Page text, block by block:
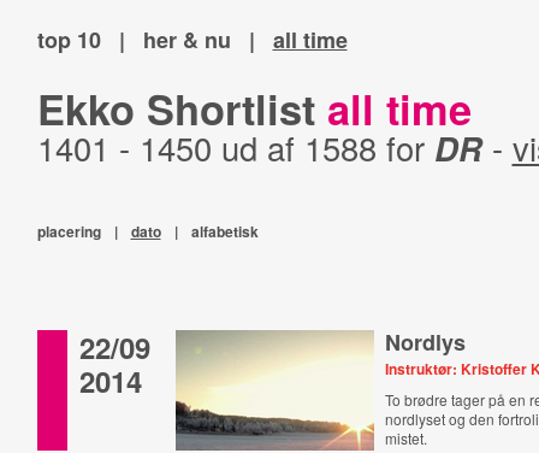
top 10 | her & nu | all time
Ekko Shortlist all time
1401 - 1450 ud af 1588 for DR-
placering | dato | alfabetisk
22/09
2014
Nordlys
Instruktør: Kristoffer
To brødre tager på en
nordlyset og den
mistet.